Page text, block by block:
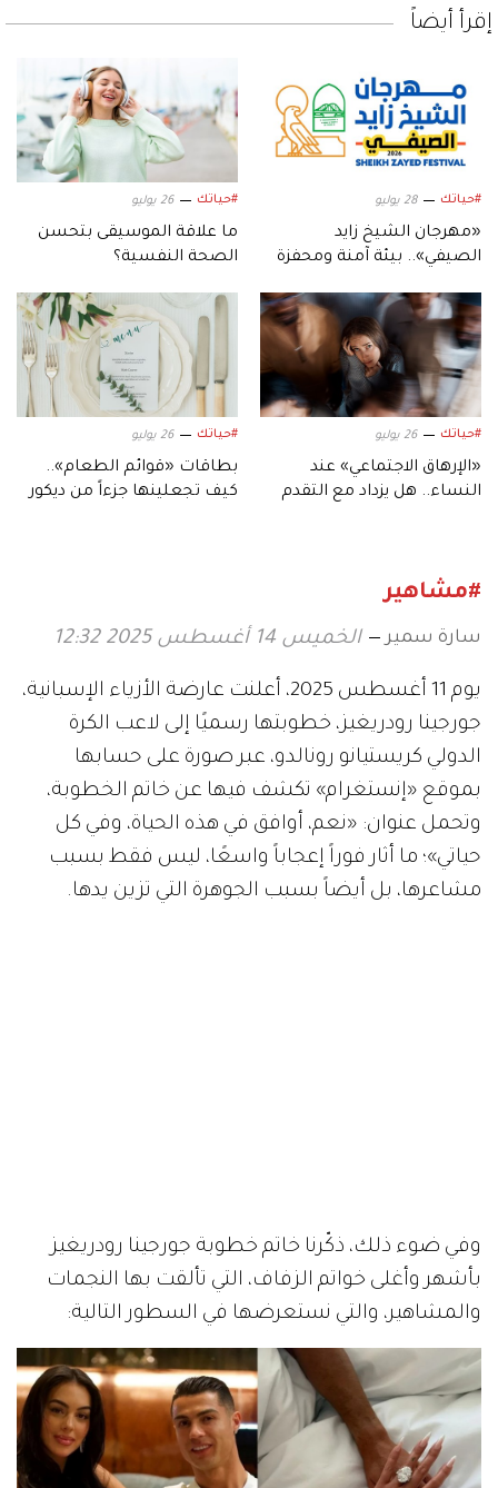
إقرأ أيضاً
#حياتك 28 يوليو
«مهرجان الشيخ زايد
الصيفي».. بيئة آمنة ومحفزة
#حياتك 26 يوليو
ما علاقة الموسيقى بتحسن
الصحة النفسية؟
#حياتك 26 يوليو
«الإرهاق الاجتماعي» عند
النساء.. هل يزداد مع التقدم
#حياتك 26 يوليو
بطاقات «قوائم الطعام»..
كيف تجعلينها جزءاً من ديكور
#مشاهير
سارة سمير الخميس 14 أغسطس 2025 12:32
يوم 11 أغسطس 2025، أعلنت عارضة الأزياء الإسبانية،
جورجينا رودريغيز، خطوبتها رسميًا إلى لاعب الكرة
الدولي كريستيانو رونالدو، عبر صورة على حسابها
بموقع «إنستغرام» تكشف فيها عن خاتم الخطوبة،
وتحمل عنوان: «نعم، أوافق في هذه الحياة، وفي كل
حياتي»؛ ما أثار فوراً إعجاباً واسعًا، ليس فقط بسبب
مشاعرها، بل أيضاً بسبب الجوهرة التي تزين يدها.
وفي ضوء ذلك، ذكّرنا خاتم خطوبة جورجينا رودريغيز
بأشهر وأغلى خواتم الزفاف، التي تألقت بها النجمات
والمشاهير، والتي نستعرضها في السطور التالية: